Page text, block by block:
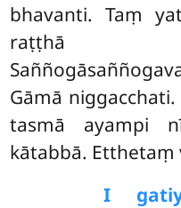
bhavanti. Taṃ
raṭṭhā
Gāmā
tasmā ayampi
kātabbā. Etthetaṃ
I